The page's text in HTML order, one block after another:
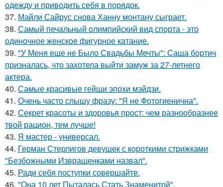
одежду и приводить себя в порядок.
37. Майли Сайрус снова Ханну монтану сыграет.
38. Самый печальный олимпийский вид спорта - это
одиночное женское фигурное катание.
39. "У Меня еще не Было Свадьбы Мечты": Саша бортич
призналась, что захотела выйти замуж за 27-летнего
актера.
40. Самые красивые гейши эпохи мэйдзи.
41. Очень часто слышу фразу: "Я не Фотогиенична".
42. Секрет красоты и здоровья прост: чем разнообразнее
твой рацион, тем лучше!
43. Я мастер - универсал.
44. Герман Стерлигов девушек с короткими стрижками
"Безбожными Извращенками назвал".
45. Ради себя поступки совершайте.
46. "Она 10 лет Пыталась Стать Знаменитой".